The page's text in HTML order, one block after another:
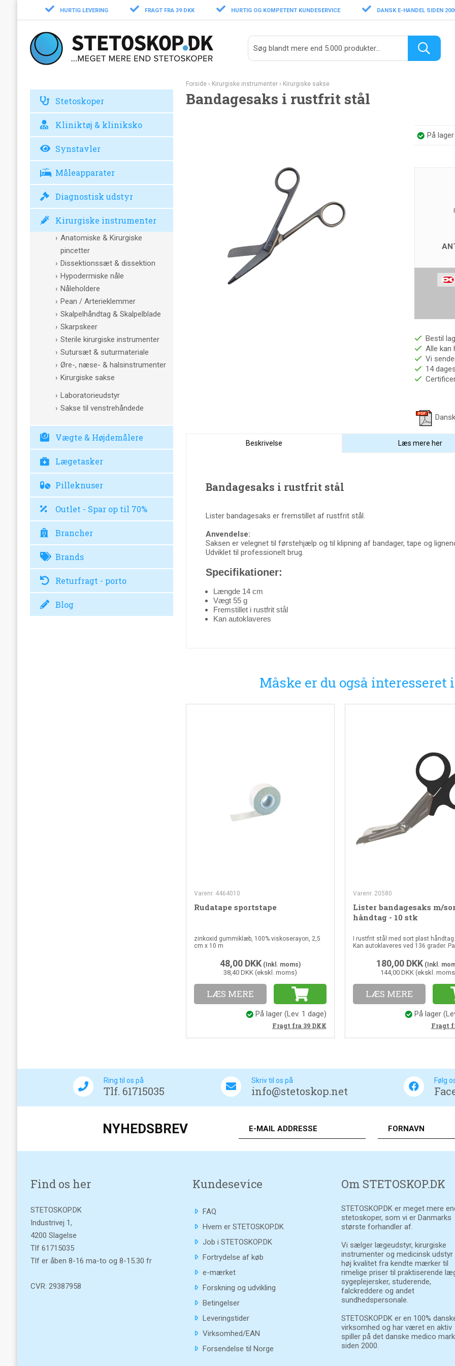
HURTIG LEVERING FRAGT FRA 39 DKK HURTIG OG KOMPETENT KUNDESERVICE DANSK E-HANDEL SIDEN
Stetoskoper
Kliniktøj & kliniksko
Synstavler
Måleapparater
Diagnostisk udstyr
Kirurgiske instrumenter
Anatomiske & Kirurgiske
pincetter
Dissektionssæt & dissektion
Hypodermiske nåle
Nåleholdere
Pean / Arterieklemmer
Skalpelhåndtag & Skalpelblade
Skarpskeer
Sterile kirurgiske instrumenter
Sutursæt & suturmateriale
Øre-, næse- & halsinstrumenter
Kirurgiske sakse
Laboratorieudstyr
Sakse til venstrehåndede
Vægte & Højdemålere
Lægetasker
Pilleknuser
Outlet - Spar op til 70%
Brancher
Brands
Returfragt - porto
Blog
Forside› Kirurgiske instrumenter› Kirurgiske sakse
Bandagesaks i rustfrit stål
På
Bestil
Alle kan
Vi
14
Beskrivelse Læs mere her
Bandagesaks i rustfrit stål
Lister bandagesaks er fremstillet af rustfrit stål.
Anvendelse:
Saksen er velegnet til førstehjælp og til klipning af bandager, tape og
Udviklet til professionelt brug.
Specifikationer:
Længde 14 cm
Vægt 55 g
Fremstillet i rustfrit stål
Kan autoklaveres
Måske er du også
Varenr. 4464010
Rudatape sportstape
zinkoxid gummiklæb, 100% viskoserayon, 2,5
cm x 10 m
48,00 DKK(Inkl. moms)
38,40 DKK (ekskl. moms)
LÆS MERE
På lager (Lev. 1 dage)
Fragt fra 39 DKK
Varenr. 20580
Lister bandagesaks m/
håndtag - 10 stk
I rustfrit stål med sort plast
Kan autoklaveres ved 136 grader.
180,00 DKK(Inkl.
144,00 DKK (ekskl.
LÆS MERE
På lager
Fragt
Ring til os på
Tlf. 61715035
Skriv til os på
info@stetoskop.net
Følg
NYHEDSBREV
Find os her
STETOSKOP.DK
Industrivej 1,
4200 Slagelse
Tlf61715035
Tlf er åben 8-16 ma-to og 8-15.30 fr
CVR: 29387958
Kundesevice
FAQ
Hvem er STETOSKOP.DK
Job i STETOSKOP.DK
Fortrydelse af køb
e-mærket
Forskning og udvikling
Betingelser
Leveringstider
Virksomhed/EAN
Forsendelse til Norge
Om STETOSKOP.DK
STETOSKOP.DK er meget mere
stetoskoper, som vi er Danmarks
største forhandler af.
Vi sælger lægeudstyr, kirurgiske
instrumenter og medicinsk
høj kvalitet fra kendte mærker til
rimelige priser til praktiserende
sygeplejersker, studerende,
falckreddere og andet
sundhedspersonale.
STETOSKOP.DK er en 100%
virksomhed og har været en aktiv
spiller på det danske medico
siden 2000.